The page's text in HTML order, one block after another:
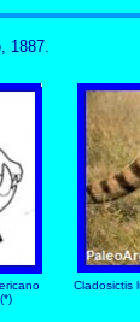
1887.
Cladosictis